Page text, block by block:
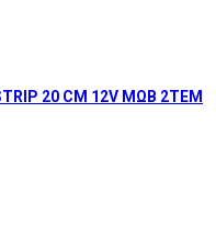
20 CM 12V ΜΩΒ 2ΤΕΜ